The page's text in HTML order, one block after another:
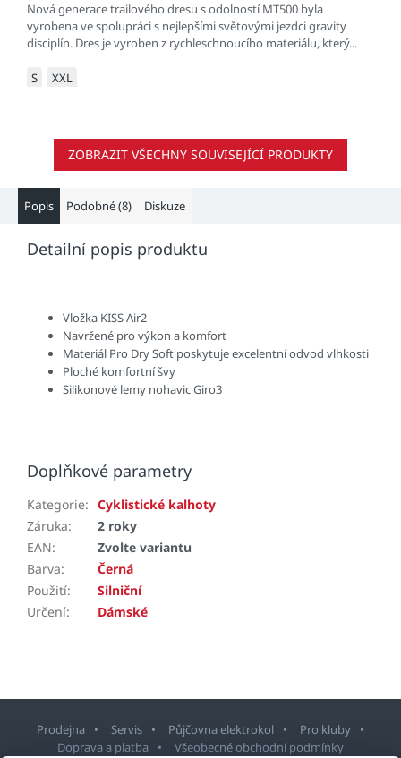
Nová generace trailového dresu s odolností MT500 byla
vyrobena ve spolupráci s nejlepšími světovými jezdci gravity
disciplín. Dres je vyroben z rychleschnoucího materiálu, který...
S XXL
ZOBRAZIT VŠECHNY SOUVISEJÍCÍ PRODUKTY
Popis Podobné (8) Diskuze
Detailní popis produktu
Vložka KISS Air2
Navržené pro výkon a komfort
Materiál Pro Dry Soft poskytuje excelentní odvod vlhkosti
Ploché komfortní švy
Silikonové lemy nohavic Giro3
Doplňkové parametry
Kategorie: Cyklistické kalhoty
Záruka:
2 roky
EAN:
Zvolte variantu
Barva:
Černá
Použití:
Silniční
Určení: Dámské
Prodejna Servis Půjčovna elektrokol
Pro kluby
Doprava a platba
Všeobecné obchodní podmínky